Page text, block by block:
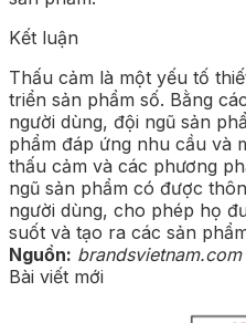
Kết luận
Thấu cảm là một yếu tố
triển sản phẩm số. Bằng
người dùng, đội ngũ sản
phẩm đáp ứng nhu cầu và
thấu cảm và các phương
ngũ sản phẩm có được
người dùng, cho phép họ
suốt và tạo ra các sản
Nguồn: brandsvietnam.com
Bài viết mới